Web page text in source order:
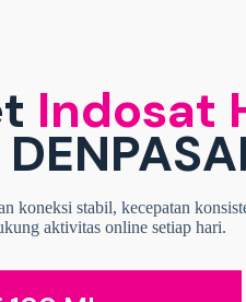
Indosat
koneksi stabil, kecepatan
aktivitas online setiap hari.